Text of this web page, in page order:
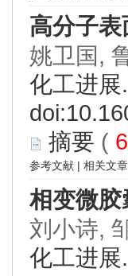
高分子
姚卫国,
化工进
doi:
摘要 (
参考文献 | 相关文章
相变微
刘小诗,
化工进